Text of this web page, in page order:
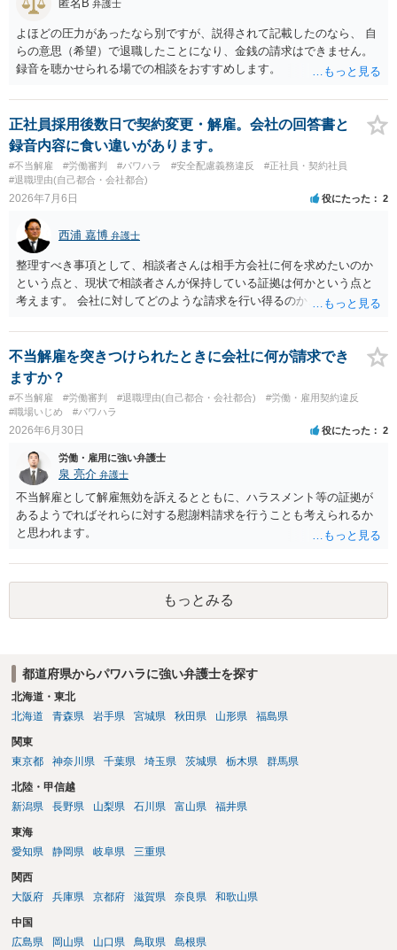
匿名B 弁護士
よほどの圧力があったなら別ですが、説得されて記載したのなら、 自
らの意思（希望）で退職したことになり、金銭の請求はできません。
録音を聴かせられる場での相談をおすすめします。
正社員採用後数日で契約変更・解雇。会社の回答書と
録音内容に食い違いがあります。
#不当解雇 #労働審判 #パワハラ #安全配慮義務違反
#正社員・契約社員
#退職理由(自己都合・会社都合)
2026年7月6日 役にたった 2
西浦 嘉博 弁護士
整理すべき事項として、相談者さんは相手方会社に何を求めたいのか
という点と、現状で相談者さんが保持している証拠は何かという点と
考えます。 会社に対してどのような請求を行い得るのか、また、どう
事務所での相談を検討いただければと思われます。 上記、ご参考くだ
さい。
不当解雇を突きつけられたときに会社に何が請求でき
ますか？
#不当解雇 #労働審判 #退職理由(自己都合・会社都合)
#労働・雇用契約違反
#職場いじめ
#パワハラ
2026年6月30日 役にたった 2
労働・雇用に強い弁護士
泉 亮介 弁護士
不当解雇として解雇無効を訴えるとともに、ハラスメント等の証拠が
あるようでればそれらに対する慰謝料請求を行うことも考えられるか
と思われます。
もっとみる
都道府県からパワハラに強い弁護士を探す
北海道・東北
北海道
青森県 岩手県 宮城県 秋田県 山形県 福島県
関東
東京都
神奈川県 千葉県 埼玉県 茨城県 栃木県 群馬県
北陸・甲信越
新潟県
長野県 山梨県 石川県 富山県 福井県
東海
愛知県
静岡県 岐阜県 三重県
関西
大阪府
兵庫県 京都府 滋賀県 奈良県 和歌山県
中国
広島県
岡山県 山口県 鳥取県 島根県